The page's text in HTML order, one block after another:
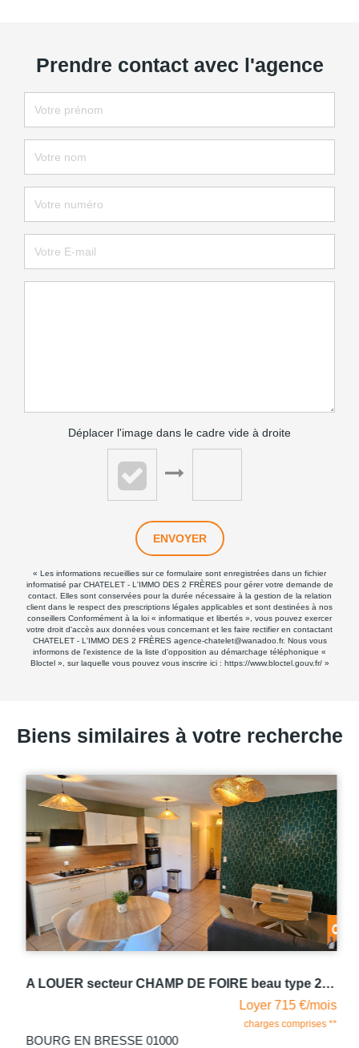
Prendre contact avec l'agence
Déplacer l'image dans le cadre vide à droite
ENVOYER
« Les informations recueillies sur ce formulaire sont enregistrées dans un fichier
informatisé par CHATELET - L'IMMO DES 2 FRÈRES pour gérer votre demande de
contact. Elles sont conservées pour la durée nécessaire à la gestion de la relation
client dans le respect des prescriptions légales applicables et sont destinées à nos
conseillers Conformément à la loi « informatique et libertés », vous pouvez exercer
votre droit d'accès aux données vous concernant et les faire rectifier en contactant
CHATELET - L'IMMO DES 2 FRÈRES agence-chatelet@wanadoo.fr. Nous vous
informons de l'existence de la liste d'opposition au démarchage téléphonique «
Bloctel », sur laquelle vous pouvez vous inscrire ici : https://www.bloctel.gouv.fr/»
Biens similaires à votre recherche
A LOUER secteur CHAMP DE FOIRE beau type 2 meublé de 38 m2 sur BOURG EN BRESSE
Loyer 715 €/mois
charges comprises **
BOURG EN BRESSE 01000